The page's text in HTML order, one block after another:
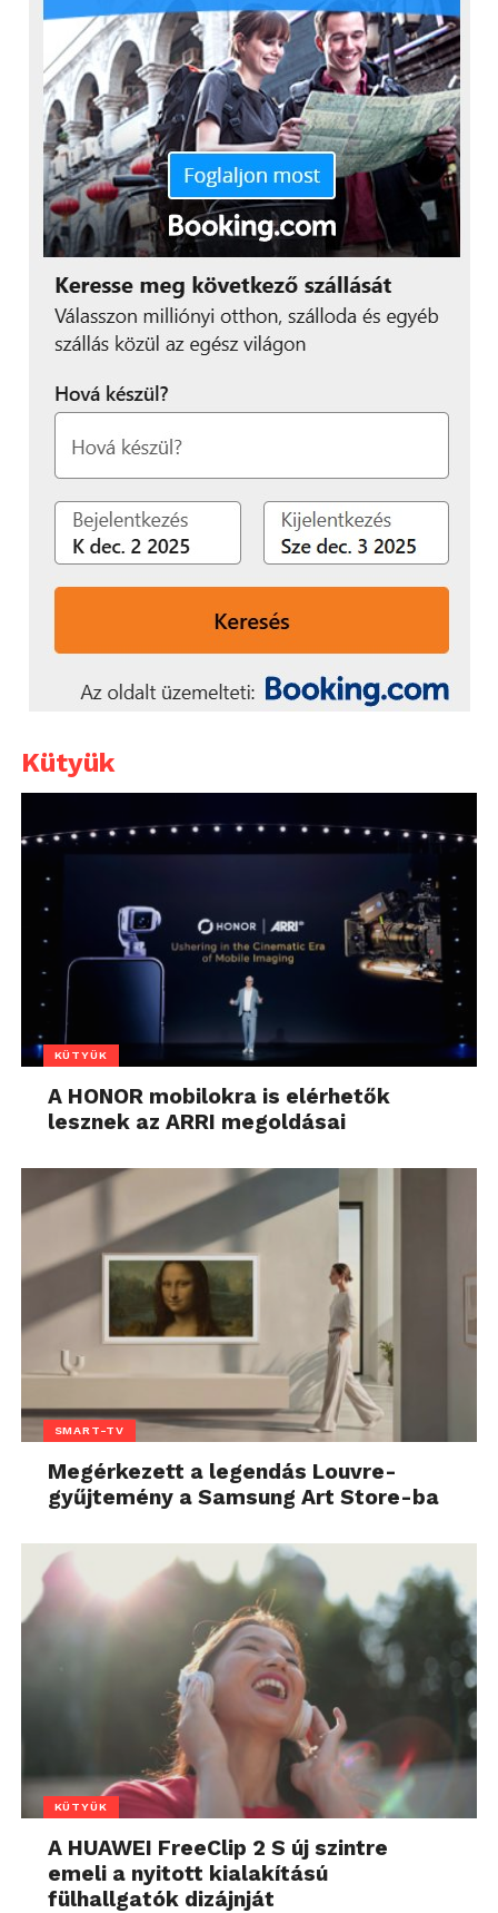
Kütyük
KÜTYÜK
A HONOR mobilokra is elérhetők
lesznek az ARRI megoldásai
SMART-TV
Megérkezett a legendás Louvre-
gyűjtemény a Samsung Art Store-ba
KÜTYÜK
A HUAWEI FreeClip 2 S új szintre
emeli a nyitott kialakítású
fülhallgatók dizájnját